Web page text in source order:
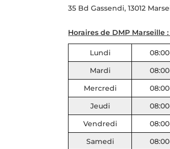
35 Bd Gassendi, 13012
Horaires de DMP
Lundi
Mardi
Mercredi
Jeudi
Vendredi
Samedi